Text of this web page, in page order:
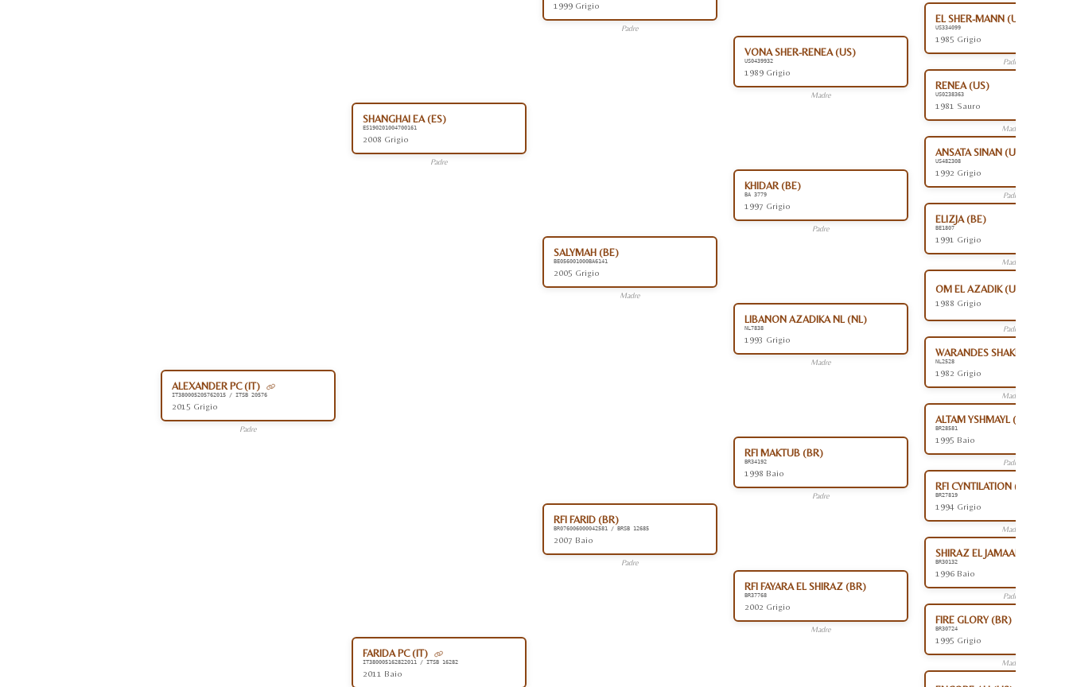
ALEXANDER PC (IT)
IT380005205762015 / ITSB 20576
2015 Grigio
Padre
SHANGHAI EA (ES)
ES190201004700161
2008 Grigio
Padre
1999 Grigio
Padre
VONA SHER-RENEA (US)
US0439932
1989 Grigio
Madre
EL SHER-MANN (US)
US334099
1985 Grigio
Padre
RENEA (US)
US0238363
1981 Sauro
Madre
SALYMAH (BE)
BE056001000BA6141
2005 Grigio
Madre
KHIDAR (BE)
BA 3779
1997 Grigio
Padre
ANSATA SINAN (US)
US482308
1992 Grigio
Padre
ELIZJA (BE)
BE1807
1991 Grigio
Madre
LIBANON AZADIKA NL (NL)
NL7838
1993 Grigio
Madre
OM EL AZADIK (US)
1988 Grigio
Padre
WARANDES SHAKLANA (NL)
NL2528
1982 Grigio
Madre
FARIDA PC (IT)
IT380005162822011 / ITSB 16282
2011 Baio
RFI FARID (BR)
BR076006000042581 / BRSB 12685
2007 Baio
Padre
RFI MAKTUB (BR)
BR34192
1998 Baio
Padre
ALTAM YSHMAYL (BR)
BR28581
1995 Baio
Padre
RFI CYNTILATION (BR)
BR27819
1994 Grigio
Madre
RFI FAYARA EL SHIRAZ (BR)
BR37768
2002 Grigio
Madre
SHIRAZ EL JAMAAL (BR)
BR30132
1996 Baio
Padre
FIRE GLORY (BR)
BR30724
1995 Grigio
Madre